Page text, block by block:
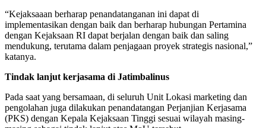
“Kejaksaaan berharap penandatanganan ini dapat di
implementasikan dengan baik dan berharap hubungan Pertamina
dengan Kejaksaan RI dapat berjalan dengan baik dan saling
mendukung, terutama dalam penjagaan proyek strategis nasional,”
katanya.
Tindak lanjut kerjasama di Jatimbalinus
Pada saat yang bersamaan, di seluruh Unit Lokasi marketing dan
pengolahan juga dilakukan penandatangan Perjanjian Kerjasama
(PKS) dengan Kepala Kejaksaan Tinggi sesuai wilayah masing-